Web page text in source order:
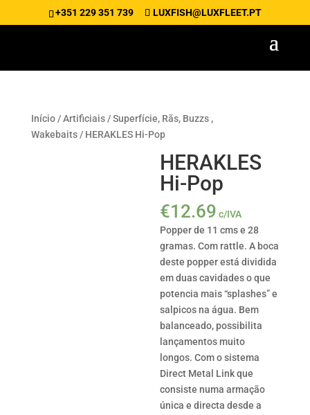
+351 229 351 739 LUXFISH@LUXFLEET.PT
Início/Artificiais/Superfície, Rãs, Buzzs ,
Wakebaits/ HERAKLES Hi-Pop
HERAKLES
Hi-Pop
€12.69 c/IVA
Popper de 11 cms e 28
gramas. Com rattle. A boca
deste popper está dividida
em duas cavidades o que
potencia mais “splashes” e
salpicos na água. Bem
balanceado, possibilita
lançamentos muito
longos. Com o sistema
Direct Metal Link que
consiste numa armação
única e directa desde a